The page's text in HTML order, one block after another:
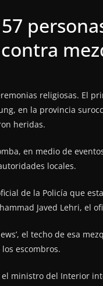
religiosas. El
en la provincia
heridas.
en medio de
locales.
de la Policía que
Javed Lehri, el
el techo de esa
escombros.
ministro del Interior